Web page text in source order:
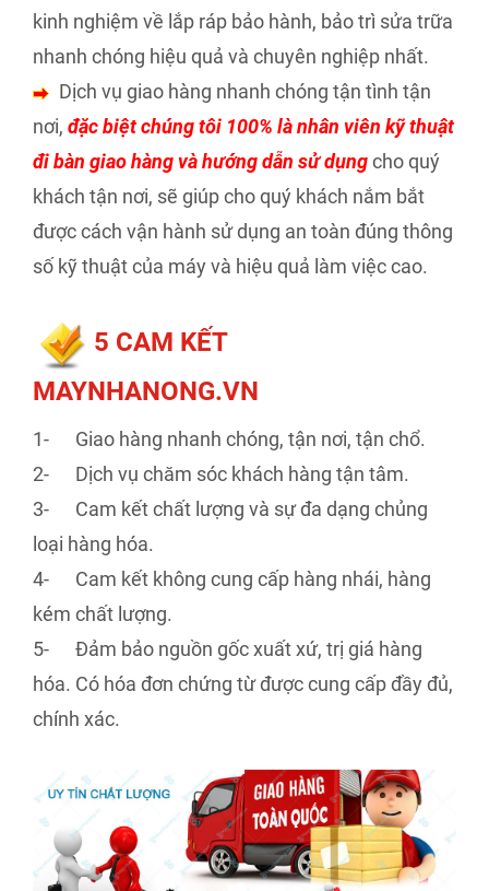
kinh nghiệm về lắp ráp bảo hành, bảo trì sửa trữa
nhanh chóng hiệu quả và chuyên nghiệp nhất.
Dịch vụ giao hàng nhanh chóng tận tình tận
nơi, đặc biệt chúng tôi 100% là nhân viên kỹ thuật
đi bàn giao hàng và hướng dẫn sử dụngcho quý
khách tận nơi, sẽ giúp cho quý khách nắm bắt
được cách vận hành sử dụng an toàn đúng thông
số kỹ thuật của máy và hiệu quả làm việc cao.
5 CAM KẾT
MAYNHANONG.VN
1- Giao hàng nhanh chóng, tận nơi, tận chổ.
2- Dịch vụ chăm sóc khách hàng tận tâm.
3- Cam kết chất lượng và sự đa dạng chủng
loại hàng hóa.
4- Cam kết không cung cấp hàng nhái, hàng
kém chất lượng.
5- Đảm bảo nguồn gốc xuất xứ, trị giá hàng
hóa. Có hóa đơn chứng từ được cung cấp đầy đủ,
chính xác.